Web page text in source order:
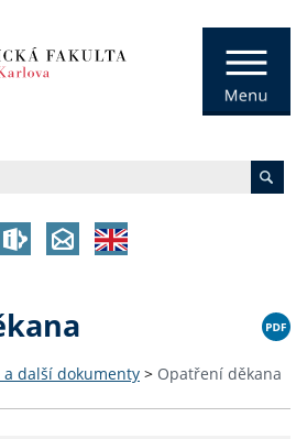
a další dokumenty > Opatření děkana